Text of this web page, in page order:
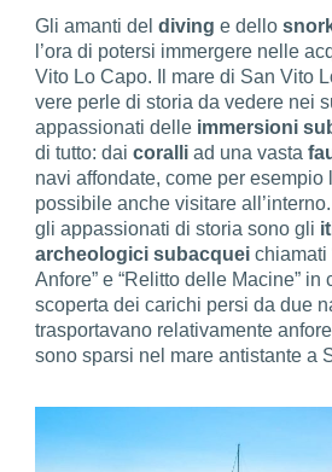
Gli amanti deldiving e dello
l’ora di potersi immergere nelle
Vito Lo Capo. Il mare di San Vito
vere perle di storia da vedere nei
appassionati delle immersioni
di tutto: daicoralli ad una vasta
navi affondate, come per esempio
possibile anche visitare
gli appassionati di storia sono gli
archeologici subacquei chiamati
Anfore” e “Relitto delle Macine”
scoperta dei carichi persi da due
trasportavano relativamente
sono sparsi nel mare antistante a